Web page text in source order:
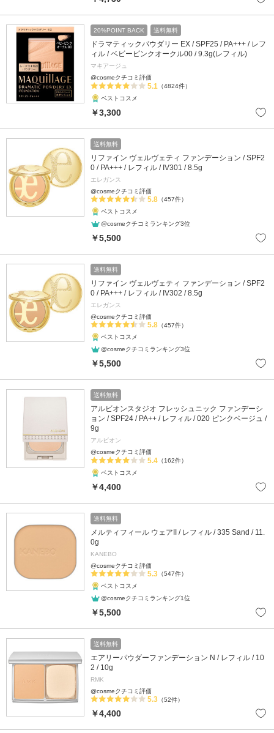
20%POINT BACK 送料無料
ドラマティックパウダリー EX / SPF25 / PA+++ / レフ
ィル / ベビーピンクオークル00 / 9.3g(レフィル)
マキアージュ
@cosmeクチコミ評価
5.1
（4824件）
ベストコスメ
￥3,300
送料無料
リファイン ヴェルヴェティ ファンデーション / SPF2
0 / PA+++ / レフィル / IV301 / 8.5g
エレガンス
@cosmeクチコミ評価
5.8 （457件）
ベストコスメ
@cosmeクチコミランキング3位
￥5,500
送料無料
リファイン ヴェルヴェティ ファンデーション / SPF2
0 / PA+++ / レフィル / IV302 / 8.5g
エレガンス
@cosmeクチコミ評価
5.8 （457件）
ベストコスメ
@cosmeクチコミランキング3位
￥5,500
送料無料
アルビオンスタジオ フレッシュニック ファンデーシ
ョン / SPF24 / PA++ / レフィル / 020 ピンクベージュ /
9g
アルビオン
@cosmeクチコミ評価
5.4 （162件）
ベストコスメ
￥4,400
送料無料
メルティフィール ウェアII / レフィル / 335 Sand / 11.
0g
KANEBO
@cosmeクチコミ評価
5.3 （547件）
ベストコスメ
@cosmeクチコミランキング1位
￥5,500
送料無料
エアリーパウダーファンデーション N / レフィル / 10
2 / 10g
RMK
@cosmeクチコミ評価
5.3 （52件）
￥4,400